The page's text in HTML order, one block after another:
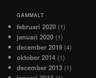
GAMMALT
februari 2020 (1)
januari 2020 (1)
december 2019 (4)
oktober 2014 (1)
december 2013 (1)